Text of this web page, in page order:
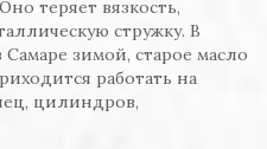
теряет вязкость,
стружку. В
зимой, старое масло
работать на
цилиндров,